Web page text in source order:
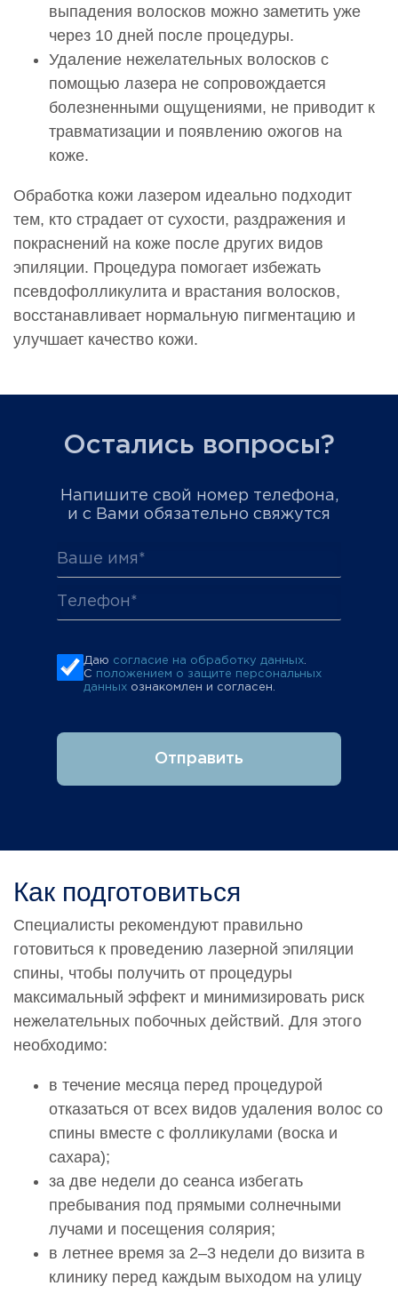
выпадения волосков можно заметить уже
через 10 дней после процедуры.
Удаление нежелательных волосков с
помощью лазера не сопровождается
болезненными ощущениями, не приводит к
травматизации и появлению ожогов на
коже.
Обработка кожи лазером идеально подходит
тем, кто страдает от сухости, раздражения и
покраснений на коже после других видов
эпиляции. Процедура помогает избежать
псевдофолликулита и врастания волосков,
восстанавливает нормальную пигментацию и
улучшает качество кожи.
Остались вопросы?
Напишите свой номер телефона,
и с Вами обязательно свяжутся
Даю согласие на обработку данных.
С положением о защите персональных
данных ознакомлен и согласен.
Отправить
Как подготовиться
Специалисты рекомендуют правильно
готовиться к проведению лазерной эпиляции
спины, чтобы получить от процедуры
максимальный эффект и минимизировать риск
нежелательных побочных действий. Для этого
необходимо:
в течение месяца перед процедурой
отказаться от всех видов удаления волос со
спины вместе с фолликулами (воска и
сахара);
за две недели до сеанса избегать
пребывания под прямыми солнечными
лучами и посещения солярия;
в летнее время за 2–3 недели до визита в
клинику перед каждым выходом на улицу